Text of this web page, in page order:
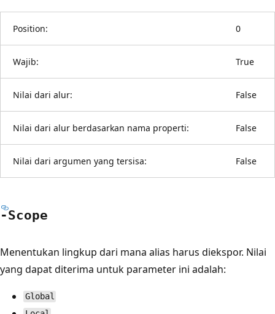
Position: 0
Wajib: True
Nilai dari alur: False
Nilai dari alur berdasarkan nama properti: False
Nilai dari argumen yang tersisa: False
-Scope
Menentukan lingkup dari mana alias harus diekspor. Nilai
yang dapat diterima untuk parameter ini adalah:
Global